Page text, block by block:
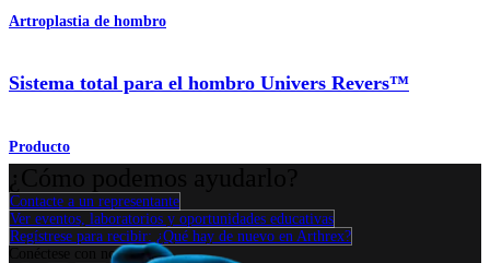
Artroplastia de hombro
Sistema total para el hombro Univers Revers™
Producto
Contacte a un representante
Ver eventos, laboratorios y oportunidades educativas
Regístrese para recibir: ¿Qué hay de nuevo en Arthrex?
Conéctese con nosotros